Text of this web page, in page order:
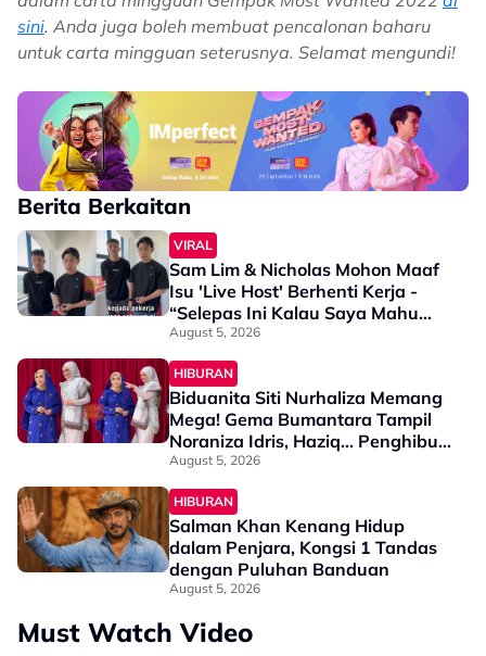
sini. Anda juga boleh membuat pencalonan baharu
untuk carta mingguan seterusnya. Selamat mengundi!
Berita Berkaitan
VIRAL
Sam Lim & Nicholas Mohon Maaf
Isu 'Live Host' Berhenti Kerja -
“Selepas Ini Kalau Saya Mahu
Maki…”
August 5, 2026
HIBURAN
Biduanita Siti Nurhaliza Memang
Mega! Gema Bumantara Tampil
Noraniza Idris, Haziq… Penghibur
Indonesia, Lesti Kejora & King
Nassar Pun Ada
August 5, 2026
HIBURAN
Salman Khan Kenang Hidup
dalam Penjara, Kongsi 1 Tandas
dengan Puluhan Banduan
August 5, 2026
Must Watch Video